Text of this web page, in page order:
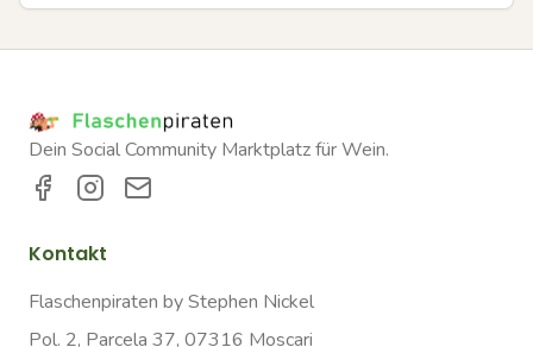
Dein Social Community Marktplatz für Wein.
Kontakt
Flaschenpiraten by Stephen Nickel
Pol. 2, Parcela 37, 07316 Moscari